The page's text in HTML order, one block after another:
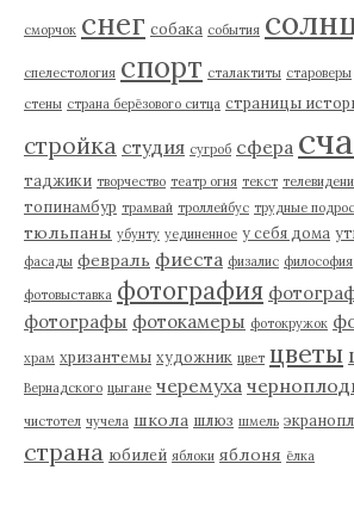
сморчок снег собака события
спелестология спорт сталактиты староверы
стены страна берёзового ситца страницы
стройка студия сугроб сфера
таджики творчество театр огня текст
топинамбур трамвай троллейбус трудные
тюльпаны убунту уединенное у себя дома
фасады февраль фиеста физалис философия
фотовыставка фотография
фотографы фотокамеры фотокружок
храм хризантемы художник цвет цветы
Вернадского цыгане черемуха
чистотел чучела школа шлюз шмель
страна юбилей яблоки яблоня ёлка